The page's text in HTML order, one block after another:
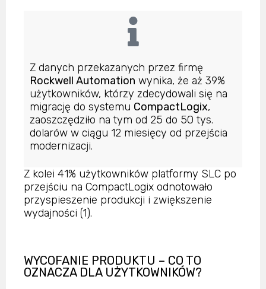
Z danych przekazanych przez firmę
Rockwell Automation wynika, że aż 39%
użytkowników, którzy zdecydowali się na
migrację do systemu CompactLogix,
zaoszczędziło na tym od 25 do 50 tys.
dolarów w ciągu 12 miesięcy od przejścia
modernizacji.
Z kolei 41% użytkowników platformy SLC po
przejściu na CompactLogix odnotowało
przyspieszenie produkcji i zwiększenie
wydajności (1).
WYCOFANIE PRODUKTU – CO TO
OZNACZA DLA UŻYTKOWNIKÓW?